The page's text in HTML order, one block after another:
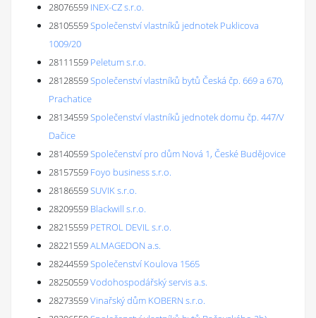
28076559 INEX-CZ s.r.o.
28105559Společenství vlastníků jednotek Puklicova
1009/20
28111559 Peletum s.r.o.
28128559Společenství vlastníků bytů Česká čp. 669 a 670,
Prachatice
28134559Společenství vlastníků jednotek domu čp. 447/V
Dačice
28140559Společenství pro dům Nová 1, České Budějovice
28157559 Foyo business s.r.o.
28186559SUVIK s.r.o.
28209559 Blackwill s.r.o.
28215559 PETROL DEVIL s.r.o.
28221559ALMAGEDON a.s.
28244559Společenství Koulova 1565
28250559Vodohospodářský servis a.s.
28273559Vinařský dům KOBERN s.r.o.